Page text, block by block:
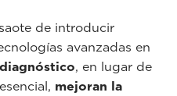
de introducir
avanzadas en
, en lugar de
mejoran la